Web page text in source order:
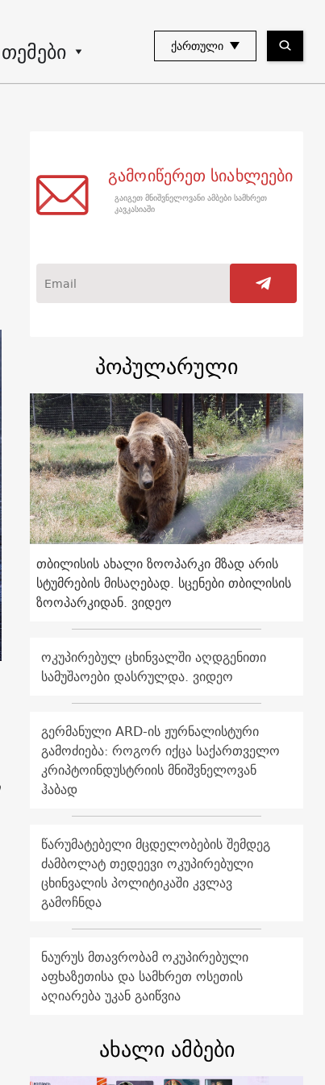
თემები ᲥᲐᲠᲗᲣᲚᲘ
გამოიწერეთ სიახლეები
გაიგეთ მნიშვნელოვანი ამბები სამხრეთ
კავკასიაში
პოპულარული
თბილისის ახალი ზოოპარკი მზად არის
სტუმრების მისაღებად. სცენები თბილისის
ზოოპარკიდან. ვიდეო
ოკუპირებულ ცხინვალში აღდგენითი
სამუშაოები დასრულდა. ვიდეო
გერმანული ARD-ის ჟურნალისტური
გამოძიება: როგორ იქცა საქართველო
კრიპტოინდუსტრიის მნიშვნელოვან
ჰაბად
წარუმატებელი მცდელობების შემდეგ
ძამბოლატ თედეევი ოკუპირებული
ცხინვალის პოლიტიკაში კვლავ
გამოჩნდა
ნაურუს მთავრობამ ოკუპირებული
აფხაზეთისა და სამხრეთ ოსეთის
აღიარება უკან გაიწვია
ახალი ამბები